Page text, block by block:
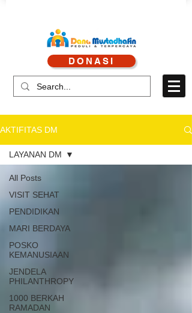
CALL CENTRE : 0878
CALL LAYANAN : 0813
DONASI
AKTIFITAS DM
All Posts
VISIT SEHAT
PENDIDIKAN
MARI BERDAYA
POSKO
KEMANUSIAAN
JENDELA
PHILANTHROPY
1000 BERKAH
RAMADAN
LAYANAN DM